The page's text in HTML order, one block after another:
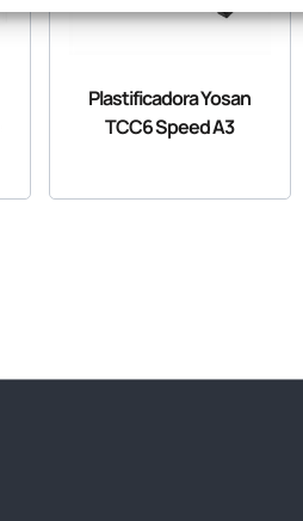
Plastificadora Yosan
TCC6 Speed A3